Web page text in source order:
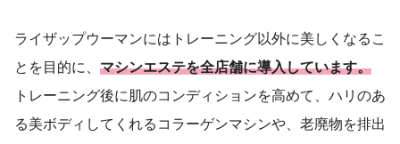
ライザップウーマンにはトレーニング以外に美しくなるこ
とを目的に、 マシンエステを全店舗に導入しています。
トレーニング後に肌のコンディションを高めて、ハリのあ
る美ボディしてくれるコラーゲンマシンや、老廃物を排出